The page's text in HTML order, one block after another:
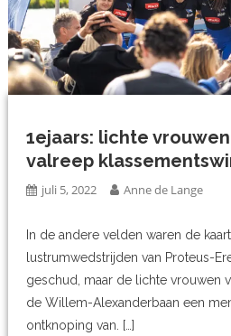
1ejaars: lichte
valreep
juli 5, 2022 Anne de Lange
In de andere velden waren de
lustrumwedstrijden van Proteus-
geschud, maar de lichte vrouwen
de Willem-Alexanderbaan een
ontknoping van. […]